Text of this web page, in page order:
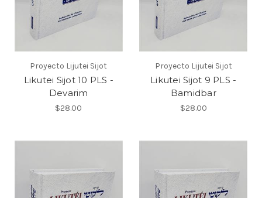
Proyecto Lijutei Sijot
Likutei Sijot 10 PLS -
Devarim
$28.00
Proyecto Lijutei Sijot
Likutei Sijot 9 PLS -
Bamidbar
$28.00